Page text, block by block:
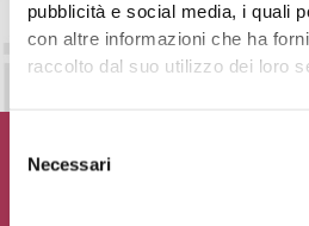
pubblicità e social media, i quali
con altre informazioni che ha
raccolto dal suo utilizzo dei loro
delNecessari
INVIA